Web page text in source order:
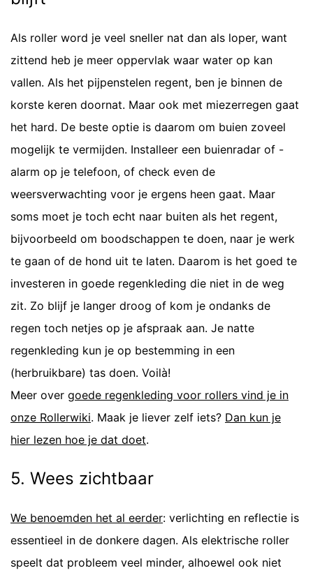
Als roller word je veel sneller nat dan als loper, want
zittend heb je meer oppervlak waar water op kan
vallen. Als het pijpenstelen regent, ben je binnen de
korste keren doornat. Maar ook met miezerregen gaat
het hard. De beste optie is daarom om buien zoveel
mogelijk te vermijden. Installeer een buienradar of -
alarm op je telefoon, of check even de
weersverwachting voor je ergens heen gaat. Maar
soms moet je toch echt naar buiten als het regent,
bijvoorbeeld om boodschappen te doen, naar je werk
te gaan of de hond uit te laten. Daarom is het goed te
investeren in goede regenkleding die niet in de weg
zit. Zo blijf je langer droog of kom je ondanks de
regen toch netjes op je afspraak aan. Je natte
regenkleding kun je op bestemming in een
(herbruikbare) tas doen. Voilà!
Meer over goede regenkleding voor rollers vind je in
onze Rollerwiki. Maak je liever zelf iets? Dan kun je
hier lezen hoe je dat doet.
5. Wees zichtbaar
We benoemden het al eerder: verlichting en reflectie is
essentieel in de donkere dagen. Als elektrische roller
speelt dat probleem veel minder, alhoewel ook niet